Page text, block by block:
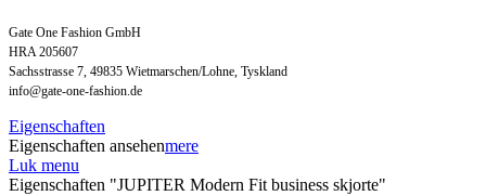
Gate One Fashion GmbH
HRA 205607
Sachsstrasse 7, 49835 Wietmarschen/Lohne, Tyskland
info@gate-one-fashion.de
Eigenschaften
Eigenschaften ansehenmere
Luk menu
Eigenschaften "JUPITER Modern Fit business skjorte"